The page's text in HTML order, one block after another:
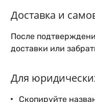
Доставка и
После
доставки или
Для
Скопируйте